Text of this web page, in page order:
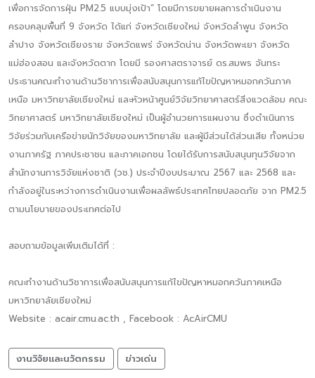
เพื่อการจัดการฝุ่น PM2.5 แบบมุ่งเป้า” โดยมีการขยายผลการดำเนินงาน
ครอบคลุมพื้นที่ 9 จังหวัด ได้แก่ จังหวัดเชียงใหม่ จังหวัดลำพูน จังหวัด
ลำปาง จังหวัดเชียงราย จังหวัดแพร่ จังหวัดน่าน จังหวัดพะเยา จังหวัด
แม่ฮ่องสอน และจังหวัดตาก โดยมี รองศาสตราจารย์ ดร.สมพร จันทระ
ประธานคณะทำงานด้านวิชาการเพื่อสนับสนุนการแก้ไขปัญหาหมอกควันภาค
เหนือ มหาวิทยาลัยเชียงใหม่ และหัวหน้าศูนย์วิจัยวิทยาศาสตร์สิ่งแวดล้อม คณะ
วิทยาศาสตร์ มหาวิทยาลัยเชียงใหม่ เป็นผู้อำนวยการแผนงาน ซึ่งดำเนินการ
วิจัยร่วมกับเครือข่ายนักวิจัยของมหาวิทยาลัย และผู้มีส่วนได้ส่วนเสีย ทั้งหน่วย
งานภาครัฐ ภาคประชาชน และภาคเอกชน โดยได้รับการสนับสนุนทุนวิจัยจาก
สำนักงานการวิจัยแห่งชาติ (วช.) ประจำปีงบประมาณ 2567 และ 2568 และ
กำลังอยู่ในระหว่างการดำเนินงานเพื่อผลลัพธ์ประเทศไทยปลอดภัย จาก PM2.5
ตามนโยบายของประเทศต่อไป
สอบถามข้อมูลเพิ่มเติมได้ที่ :
คณะทำงานด้านวิชาการเพื่อสนับสนุนการแก้ไขปัญหาหมอกควันภาคเหนือ
มหาวิทยาลัยเชียงใหม่
Website : acair.cmu.ac.th , Facebook : AcAirCMU
งานวิจัยและนวัตกรรม ข่าวเด่น